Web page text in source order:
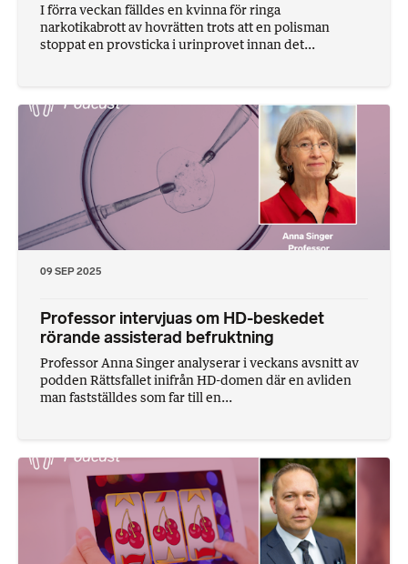
I förra veckan fälldes en kvinna för ringa
narkotikabrott av hovrätten trots att en polisman
stoppat en provsticka i urinprovet innan det...
09 SEP 2025
Professor intervjuas om HD-beskedet
rörande assisterad befruktning
Professor Anna Singer analyserar i veckans avsnitt av
podden Rättsfallet inifrån HD-domen där en avliden
man fastställdes som far till en...